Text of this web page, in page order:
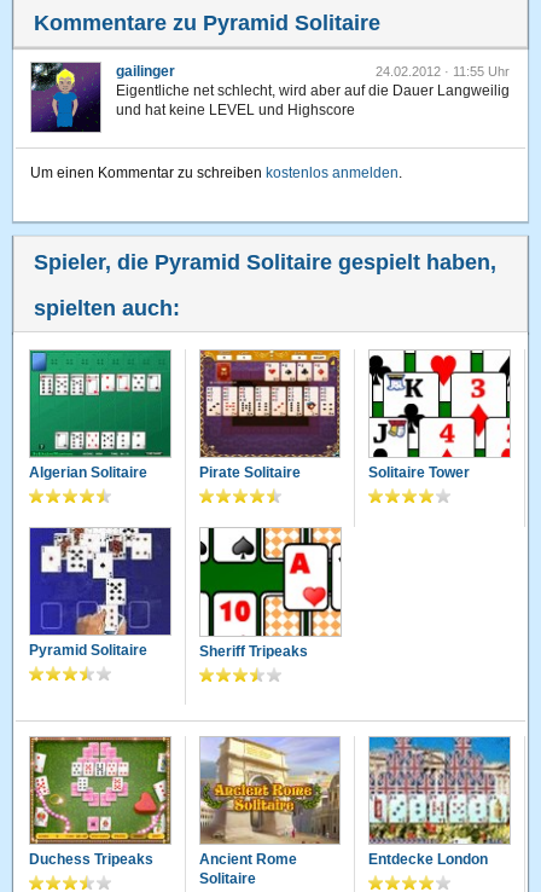
Kommentare zu Pyramid Solitaire
gailinger 24.02.2012 · 11:55 Uhr
Eigentliche net schlecht, wird aber auf die Dauer Langweilig
und hat keine LEVEL und Highscore
Um einen Kommentar zu schreiben kostenlos anmelden.
Spieler, die Pyramid Solitaire gespielt haben,
spielten auch:
Algerian Solitaire Pirate Solitaire Solitaire Tower
Pyramid Solitaire Sheriff Tripeaks
Duchess Tripeaks
Ancient Rome
Solitaire
Entdecke London